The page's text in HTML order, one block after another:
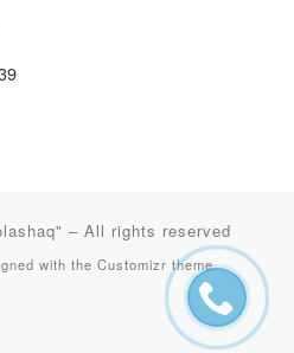
– All rights reserved
with the Customizr theme